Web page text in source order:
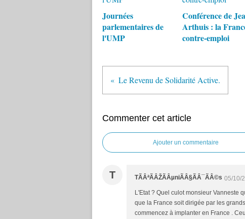
Journées
parlementaires de
l'UMP
Conférence de
Arthuis : la
contre-emploi
Le Revenu de Solidarité Active.
Commenter cet article
Ajouter un commentaire
T TÃÂªÃÂŽÃÂµniÃÂ§ÃÂ¯ÃÂ©s 05/10/
L'Etat ? Quel culot monsieur Vanneste
que la France soit dirigée par les
commencez à implanter en France .